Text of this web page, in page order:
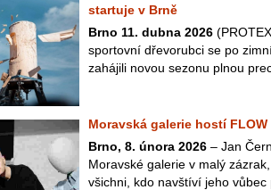
startuje v Brně
Brno 11. dubna 2026
sportovní dřevorubci se po
zahájili novou sezonu plnou
Moravská galerie hostí FLOW
Brno, 8. února 2026 – Jan
Moravské galerie v malý
všichni, kdo navštíví jeho vůbec